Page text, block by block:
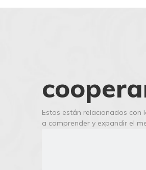
Estos están relacionados con
a comprender y expandir el